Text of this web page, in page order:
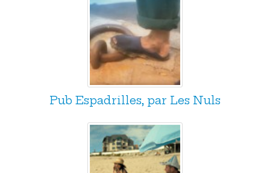
Pub Espadrilles, par Les Nuls